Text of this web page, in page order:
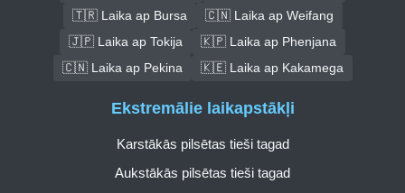
🇹🇷 Laika ap Bursa
🇨🇳 Laika ap Weifang
🇯🇵 Laika ap Tokija
🇰🇵 Laika ap Phenjana
🇨🇳 Laika ap Pekina
🇰🇪 Laika ap Kakamega
Ekstremālie laikapstākļi
Karstākās pilsētas tieši tagad
Aukstākās pilsētas tieši tagad